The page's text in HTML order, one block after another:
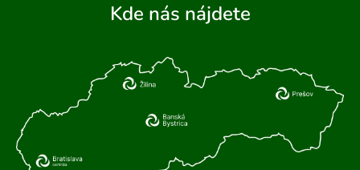
Kde nás nájdete